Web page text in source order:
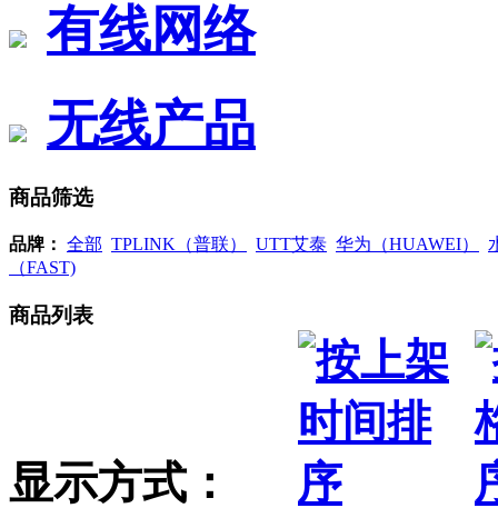
有线网络
无线产品
商品筛选
品牌： 全部 TPLINK（普联） UTT艾泰 华为（HUAWEI）
（FAST)
商品列表
显示方式：